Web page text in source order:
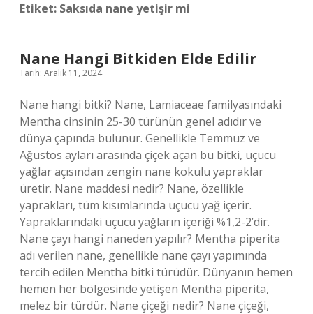
Etiket: Saksıda nane yetişir mi
Nane Hangi Bitkiden Elde Edilir
Tarih: Aralık 11, 2024
Nane hangi bitki? Nane, Lamiaceae familyasındaki
Mentha cinsinin 25-30 türünün genel adıdır ve
dünya çapında bulunur. Genellikle Temmuz ve
Ağustos ayları arasında çiçek açan bu bitki, uçucu
yağlar açısından zengin nane kokulu yapraklar
üretir. Nane maddesi nedir? Nane, özellikle
yaprakları, tüm kısımlarında uçucu yağ içerir.
Yapraklarındaki uçucu yağların içeriği %1,2-2’dir.
Nane çayı hangi naneden yapılır? Mentha piperita
adı verilen nane, genellikle nane çayı yapımında
tercih edilen Mentha bitki türüdür. Dünyanın hemen
hemen her bölgesinde yetişen Mentha piperita,
melez bir türdür. Nane çiçeği nedir? Nane çiçeği,